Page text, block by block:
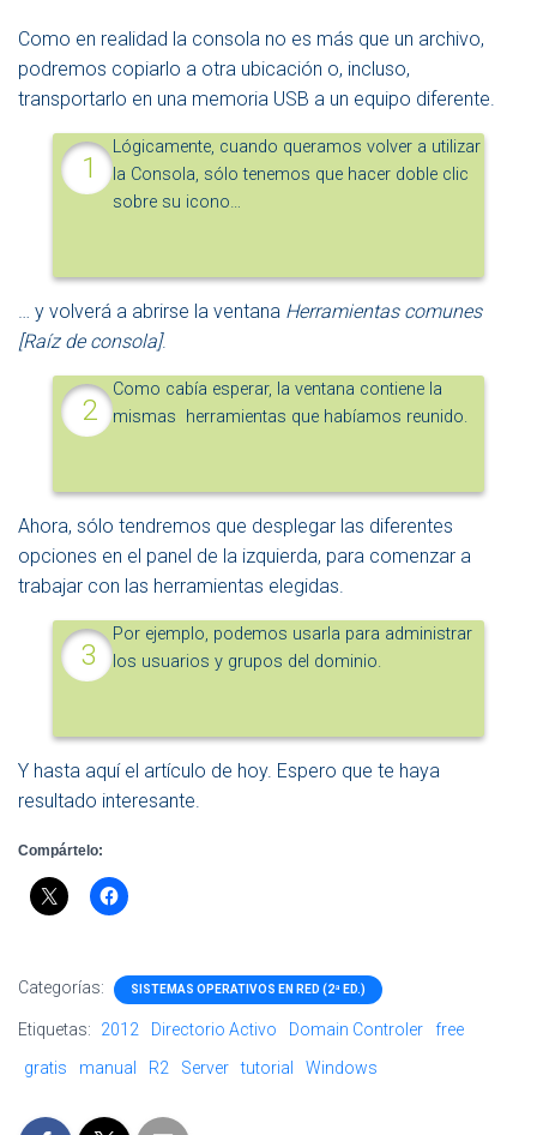
Como en realidad la consola no es más que un archivo,
podremos copiarlo a otra ubicación o, incluso,
transportarlo en una memoria USB a un equipo diferente.
Lógicamente, cuando queramos volver a utilizar
la Consola, sólo tenemos que hacer doble clic
sobre su icono…
… y volverá a abrirse la ventana Herramientas comunes
[Raíz de consola].
Como cabía esperar, la ventana contiene la
mismas herramientas que habíamos reunido.
Ahora, sólo tendremos que desplegar las diferentes
opciones en el panel de la izquierda, para comenzar a
trabajar con las herramientas elegidas.
Por ejemplo, podemos usarla para administrar
los usuarios y grupos del dominio.
Y hasta aquí el artículo de hoy. Espero que te haya
resultado interesante.
Compártelo:
Categorías: SISTEMAS OPERATIVOS EN RED (2ª ED.)
Etiquetas: 2012 Directorio Activo Domain Controler
free
gratis
manual R2 Server tutorial Windows